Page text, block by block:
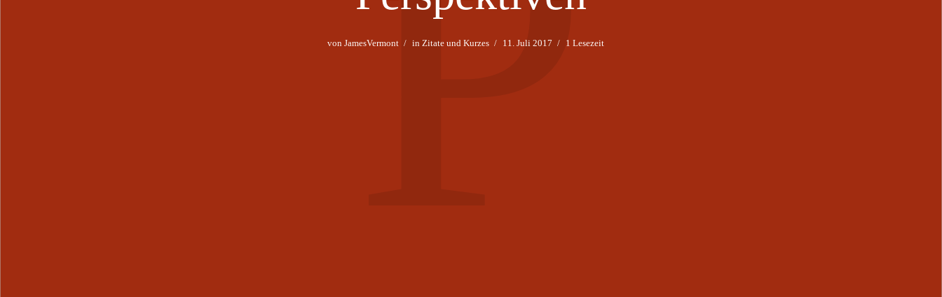
von JamesVermont in Zitate und Kurzes 11. Juli 2017 1 Lesezeit